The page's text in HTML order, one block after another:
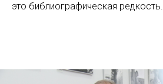
это библиографическая редкость.